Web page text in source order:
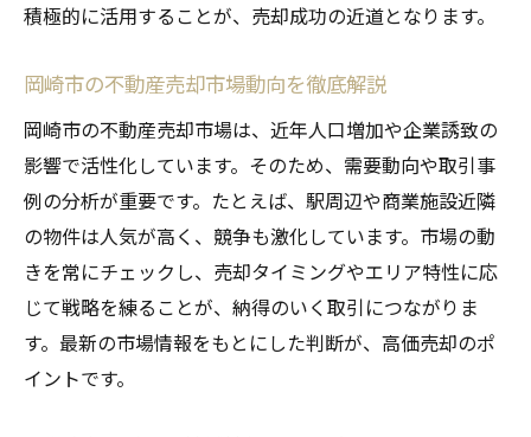
積極的に活用することが、売却成功の近道となります。
岡崎市の不動産売却市場動向を徹底解説
岡崎市の不動産売却市場は、近年人口増加や企業誘致の
影響で活性化しています。そのため、需要動向や取引事
例の分析が重要です。たとえば、駅周辺や商業施設近隣
の物件は人気が高く、競争も激化しています。市場の動
きを常にチェックし、売却タイミングやエリア特性に応
じて戦略を練ることが、納得のいく取引につながりま
す。最新の市場情報をもとにした判断が、高価売却のポ
イントです。